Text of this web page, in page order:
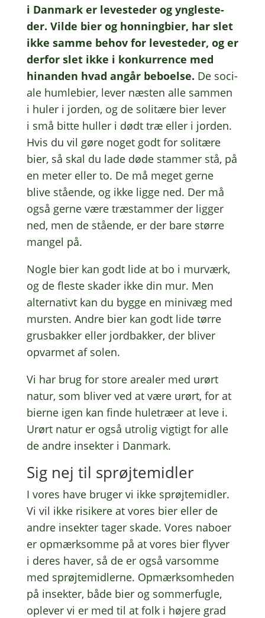
i Danmark er leve­ste­der og yngle­ste­
der. Vilde bier og honning­bi­er, har slet
ikke samme behov for leve­ste­der, og er
derfor slet ikke i konkur­ren­ce med
hinan­den hvad angår bebo­el­se. De soci­
a­le humle­bi­er, lever næsten alle sammen
i huler i jorden, og de soli­tæ­re bier lever
i små bitte huller i dødt træ eller i jorden.
Hvis du vil gøre noget godt for soli­tæ­re
bier, så skal du lade døde stam­mer stå, på
en meter eller to. De må meget gerne
blive ståen­de, og ikke ligge ned. Der må
også gerne være træstam­mer der ligger
ned, men de ståen­de, er der bare større
mangel på.
Nogle bier kan godt lide at bo i murværk,
og de fleste skader ikke din mur. Men
alter­na­tivt kan du bygge en minivæg med
mursten. Andre bier kan godt lide tørre
grus­bak­ker eller jord­bak­ker, der bliver
opvar­met af solen.
Vi har brug for store area­ler med urørt
natur, som bliver ved at være urørt, for at
bierne igen kan finde hule­træ­er at leve i.
Urørt natur er også utro­lig vigtigt for alle
de andre insek­ter i Danmark.
Sig nej til sprøjtemidler
I vores have bruger vi ikke sprøjte­mid­ler.
Vi vil ikke risi­ke­re at vores bier eller de
andre insek­ter tager skade. Vores naboer
er opmærk­som­me på at vores bier flyver
i deres haver, så de er også varsom­me
med sprøjte­mid­ler­ne. Opmærk­som­he­den
på insek­ter, både bier og sommer­fug­le,
ople­ver vi er med til at folk i højere grad